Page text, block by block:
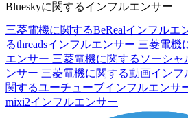
Blueskyに関するインフルエンサー
三菱電機に関するBeRealインフルエ
るthreadsインフルエンサー 三菱電機
エンサー 三菱電機に関するソーシャ
ンサー 三菱電機に関する動画インフ
関するユーチューブインフルエンサ
mixi2インフルエンサー